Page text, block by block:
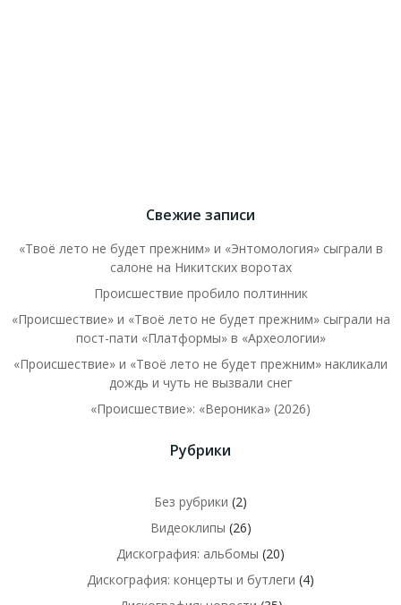
Свежие записи
«Твоё лето не будет прежним» и «Энтомология» сыграли в
салоне на Никитских воротах
Происшествие пробило полтинник
«Происшествие» и «Твоё лето не будет прежним» сыграли на
пост-пати «Платформы» в «Археологии»
«Происшествие» и «Твоё лето не будет прежним» накликали
дождь и чуть не вызвали снег
«Происшествие»: «Вероника» (2026)
Рубрики
Без рубрики (2)
Видеоклипы (26)
Дискография: альбомы (20)
Дискография: концерты и бутлеги (4)